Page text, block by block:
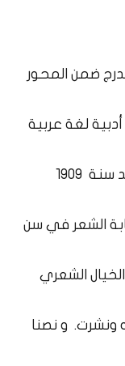
ضمن المحور
لغة عربية
القاسم الشابي وهو كاتب تونسي ولد سنة 1909
1934, ابدأ كتابة الشعر في سن
الشعري
ونشرت. و نصنا